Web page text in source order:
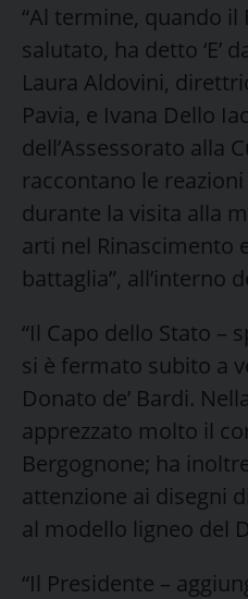
“Al termine, quando il
salutato, ha detto ‘E’
Laura Aldovini,
Pavia, e Ivana Dello
dell’Assessorato alla
raccontano le
durante la visita alla
arti nel Rinascimento
battaglia”, all’interno
“Il Capo dello Stato –
si è fermato subito a
Donato de’ Bardi.
apprezzato molto il
Bergognone; ha
attenzione ai disegni
al modello ligneo del
“Il Presidente –